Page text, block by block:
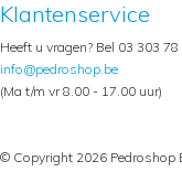
Klantenservice
Heeft u vragen? Bel 03 303
info@pedroshop.be
(Ma t/m vr 8.00 - 17.00 uur)
© Copyright 2026 Pedroshop